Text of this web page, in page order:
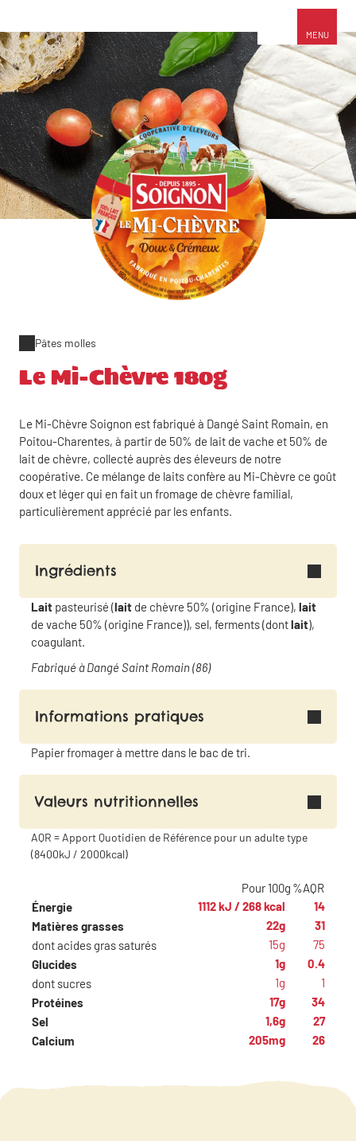
MENU
Pâtes molles
Le Mi-Chèvre 180g
Le Mi-Chèvre Soignon est fabriqué à Dangé Saint Romain, en
Poitou-Charentes, à partir de 50% de lait de vache et 50% de
lait de chèvre, collecté auprès des éleveurs de notre
coopérative. Ce mélange de laits confère au Mi-Chèvre ce goût
doux et léger qui en fait un fromage de chèvre familial,
particulièrement apprécié par les enfants.
Ingrédients
Lait pasteurisé (lait de chèvre 50% (origine France), lait
de vache 50% (origine France)), sel, ferments (dontlait),
coagulant.
Fabriqué à Dangé Saint Romain (86)
Informations pratiques
Papier fromager à mettre dans le bac de tri.
Valeurs nutritionnelles
AQR = Apport Quotidien de Référence pour un adulte type
(8400kJ / 2000kcal)
Pour 100g %AQR
Énergie
1112 kJ / 268 kcal
14
Matières grasses
22g
31
dont acides gras saturés
15g
75
Glucides
1g
0.4
dont sucres
1g
1
Protéines
17g
34
Sel
1,6g
27
Calcium
205mg 26